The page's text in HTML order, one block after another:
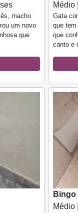
macho
um novo
que
Médio
Gata
que
que
canto e
Bingo
Médio